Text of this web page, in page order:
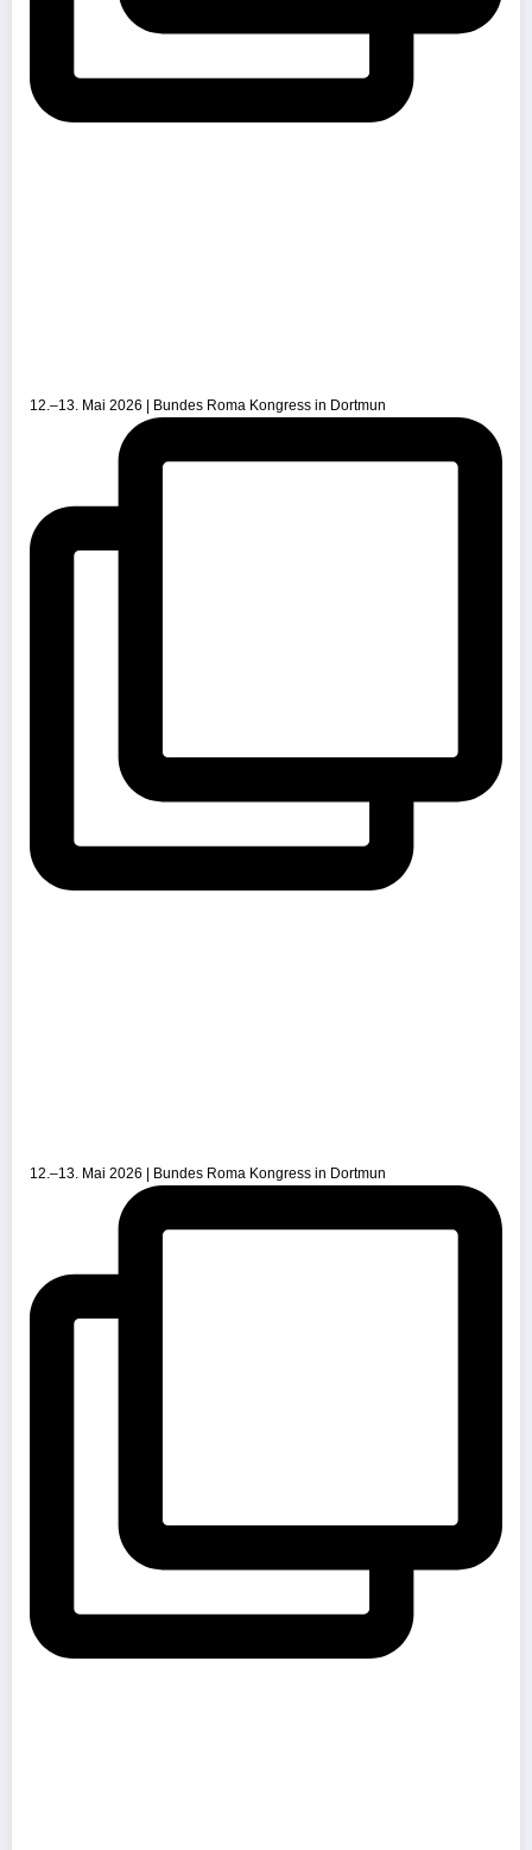
12.–13. Mai 2026 | Bundes Roma Kongress in Dortmun
12.–13. Mai 2026 | Bundes Roma Kongress in Dortmun